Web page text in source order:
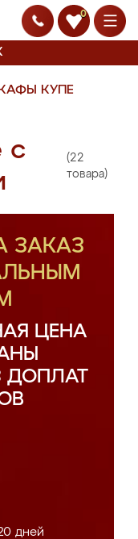
0
КУПЕ
с
(22
товара)
ЗАКАЗ
ЦЕНА
ДОПЛАТ
дней